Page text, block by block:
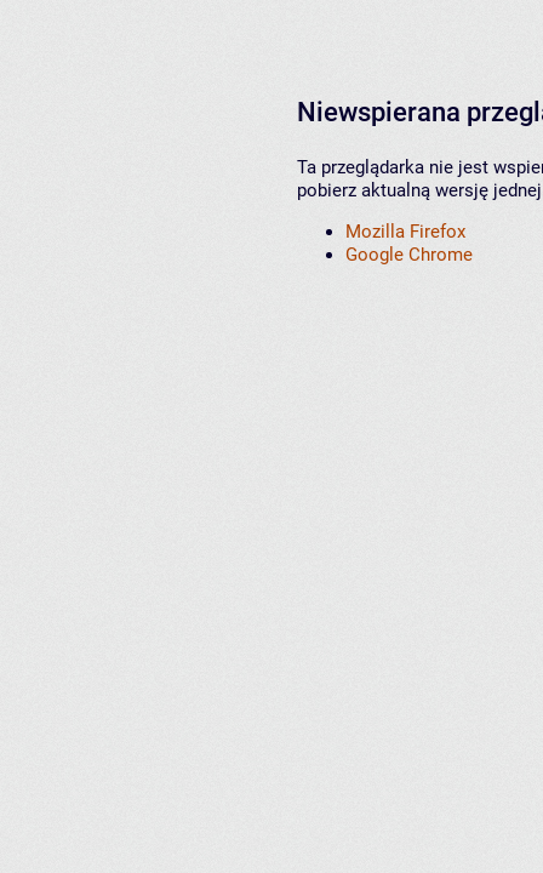
Niewspierana
Ta przeglądarka nie jest
pobierz aktualną wersję
Mozilla Firefox
Google Chrome